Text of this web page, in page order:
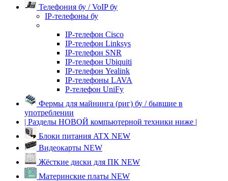
Телефония бу / VoIP бу
IP-телефоны бу
IP-телефон Cisco
IP-телефон Linksys
IP-телефон SNR
IP-телефон Ubiquiti
IP-телефон Yealink
IP-телефоны LAVA
P-телефон UniFy
Фермы для майнинга (риг) бу / бывшие в
употреблении
| Разделы НОВОЙ компьютерной техники ниже |
Блоки питания ATX NEW
Видеокарты NEW
Жёсткие диски для ПК NEW
Материнские платы NEW